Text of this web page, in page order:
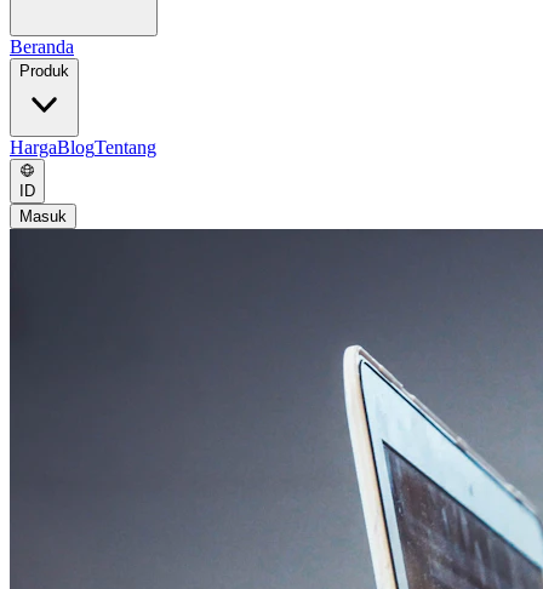
Beranda
Produk
HargaBlogTentang
ID
Masuk